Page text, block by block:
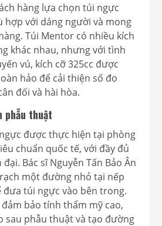
hàng lựa chọn túi ngực
hợp với dáng người và mong
Túi Mentor có nhiều kích
khác nhau, nhưng với tình
vú, kích cỡ 325cc được
hảo để cải thiện số đo
đối và hài hòa.
phẫu thuật
được thực hiện tại phòng
chuẩn quốc tế, với đầy đủ
Bác sĩ Nguyễn Tấn Bảo Ân
một đường nhỏ tại nếp
đưa túi ngực vào bên trong.
bảo tính thẩm mỹ cao,
sau phẫu thuật và tạo đường